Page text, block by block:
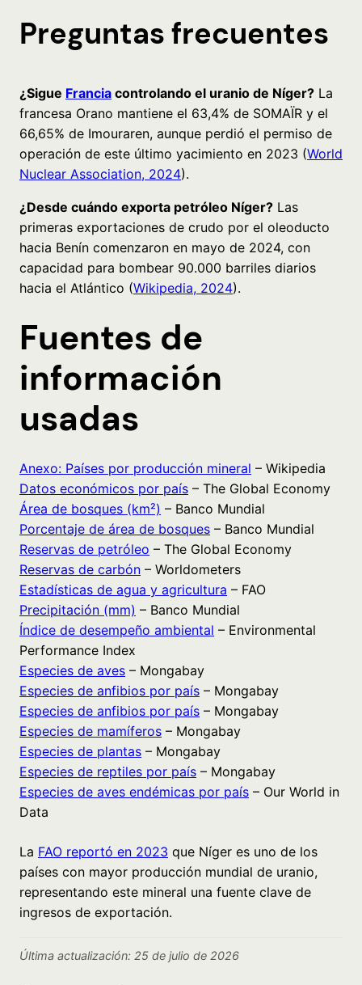
Preguntas frecuentes
¿Sigue Francia controlando el uranio de Níger? La
francesa Orano mantiene el 63,4% de SOMAÏR y el
66,65% de Imouraren, aunque perdió el permiso de
operación de este último yacimiento en 2023 (World
Nuclear Association, 2024).
¿Desde cuándo exporta petróleo Níger? Las
primeras exportaciones de crudo por el oleoducto
hacia Benín comenzaron en mayo de 2024, con
capacidad para bombear 90.000 barriles diarios
hacia el Atlántico (Wikipedia, 2024).
Fuentes de
información
usadas
Anexo: Países por producción mineral – Wikipedia
Datos económicos por país – The Global Economy
Área de bosques (km²) – Banco Mundial
Porcentaje de área de bosques – Banco Mundial
Reservas de petróleo – The Global Economy
Reservas de carbón – Worldometers
Estadísticas de agua y agricultura – FAO
Precipitación (mm) – Banco Mundial
Índice de desempeño ambiental – Environmental
Performance Index
Especies de aves – Mongabay
Especies de anfibios por país – Mongabay
Especies de anfibios por país – Mongabay
Especies de mamíferos – Mongabay
Especies de plantas – Mongabay
Especies de reptiles por país – Mongabay
Especies de aves endémicas por país – Our World in
Data
La FAO reportó en 2023 que Níger es uno de los
países con mayor producción mundial de uranio,
representando este mineral una fuente clave de
ingresos de exportación.
Última actualización: 25 de julio de 2026